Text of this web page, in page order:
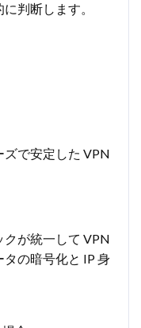
判断します。
で安定した VPN
が統一して VPN
タの暗号化と IP 身